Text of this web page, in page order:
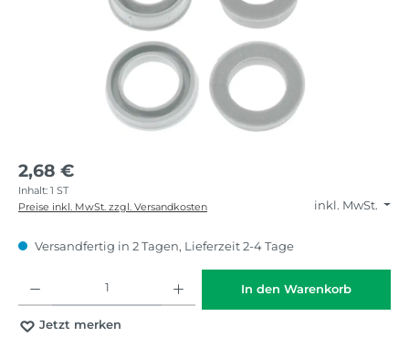
2,68 €
Inhalt: 1 ST
inkl. MwSt.
Preise inkl. MwSt. zzgl. Versandkosten
Versandfertig in 2 Tagen, Lieferzeit 2-4 Tage
In den Warenkorb
Jetzt merken